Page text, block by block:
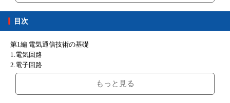
目次
第1編 電気通信技術の基礎
1.電気回路
2.電子回路
3.論理回路
5.伝送技術
もっと見る